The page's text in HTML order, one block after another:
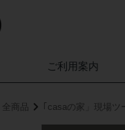
ご利用案内
全商品 ｢casaの家」現場ツ